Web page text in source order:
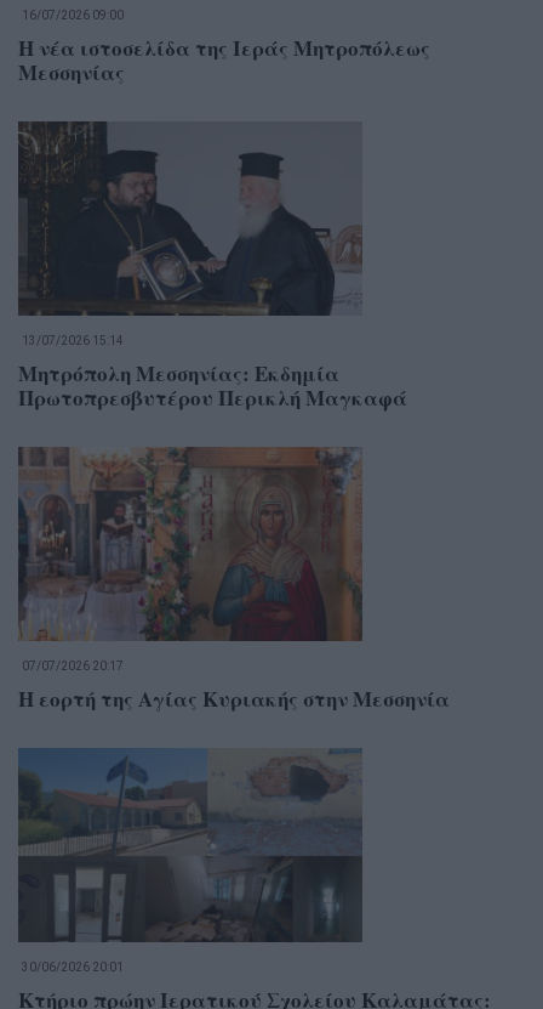
16/07/2026 09:00
Η νέα ιστοσελίδα της Ιεράς Μητροπόλεως
Μεσσηνίας
13/07/2026 15:14
Μητρόπολη Μεσσηνίας: Εκδημία
Πρωτοπρεσβυτέρου Περικλή Μαγκαφά
07/07/2026 20:17
Η εορτή της Αγίας Κυριακής στην Μεσσηνία
30/06/2026 20:01
Κτήριο πρώην Ιερατικού Σχολείου Καλαμάτας: